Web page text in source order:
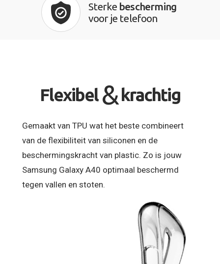
Sterke bescherming
voor je telefoon
Flexibel &krachtig
Gemaakt van TPU wat het beste combineert
van de flexibiliteit van siliconen en de
beschermingskracht van plastic. Zo is jouw
Samsung Galaxy A40 optimaal beschermd
tegen vallen en stoten.